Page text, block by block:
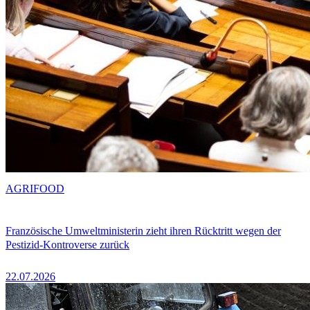
Französische Umweltministerin zieht ihren Rücktritt wegen der
Pestizid-Kontroverse zurück
22.07.2026
AGRIFOOD